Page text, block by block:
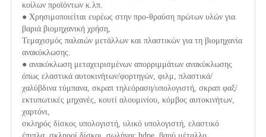
κοίλων προϊόντων κ.λπ.
● Χρησιμοποιείται ευρέως στην προ-θραύση πρώτων υλών για
βαριά βιομηχανική χρήση,
Τεμαχισμός παλαιών μετάλλων και πλαστικών για τη βιομηχανία
ανακύκλωσης.
● ανακύκλωση μεταχειρισμένων απορριμμάτων ανακύκλωσης
όπως ελαστικά αυτοκινήτων/φορτηγών, φιλμ, πλαστικά/
χαλύβδινα τύμπανα, σκραπ τηλεόραση/υπολογιστή, σκραπ φαξ/
εκτυπωτικές μηχανές, κουτί αλουμινίου, κόμβος αυτοκινήτων,
χαρτόνι,
σκληρός δίσκος υπολογιστή, υλικό υπολογιστή, ελαστικό